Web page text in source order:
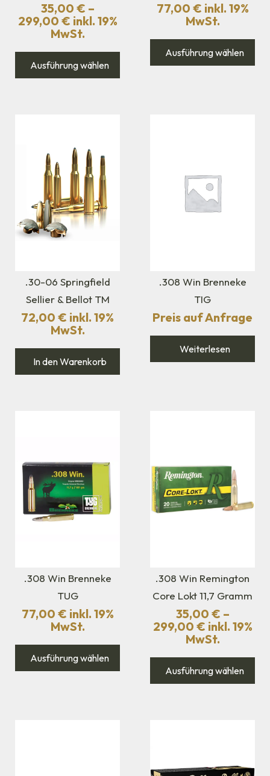
35,00 € –
299,00 € inkl. 19%
MwSt.
Ausführung wählen
77,00 € inkl. 19%
MwSt.
Ausführung wählen
.30-06 Springfield
Sellier & Bellot TM
72,00 € inkl. 19%
MwSt.
In den Warenkorb
.308 Win Brenneke
TIG
Preis auf Anfrage
Weiterlesen
.308 Win Brenneke
TUG
77,00 € inkl. 19%
MwSt.
Ausführung wählen
.308 Win Remington
Core Lokt 11,7 Gramm
35,00 € –
299,00 € inkl. 19%
MwSt.
Ausführung wählen